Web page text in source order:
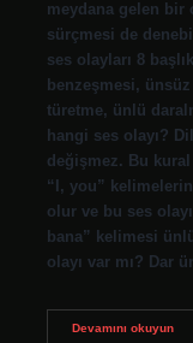
meydana gelen bir
sürçmesi de
ses olayları 8
benzeşmesi,
türetme, ünlü
hangi ses olayı?
değişmez. Bu
“I, you”
olur ve bu ses
bana” kelimesi
olayı var mı? Dar
Devamını okuyun